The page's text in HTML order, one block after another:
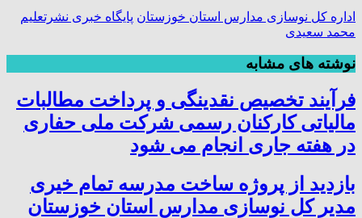
اداره کل نوسازی مدارس استان خوزستان پایگاه خبری نشرتعلیم
محمد سعیدی
نوشته های مشابه
فرآیند تخصیص نقدینگی و پرداخت مطالبات
مالیاتی کارکنان رسمی شرکت ملی حفاری
در هفته جاری انجام می شود
بازدید از پروژه ساخت مدرسه تمام خیری
مدیر کل نوسازی مدارس استان خوزستان